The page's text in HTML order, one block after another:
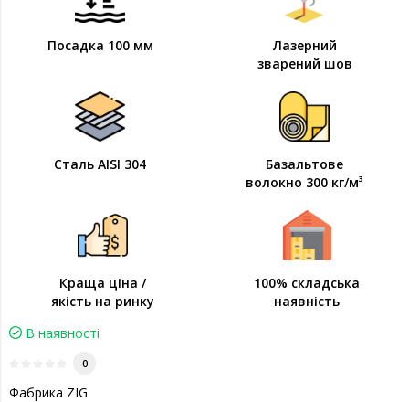
Посадка 100 мм
Лазерний
зварений шов
Сталь AISI 304
Базальтове
волокно 300 кг/м³
Краща ціна /
якість на ринку
100% складська
наявність
В наявності
0
Фабрика ZIG